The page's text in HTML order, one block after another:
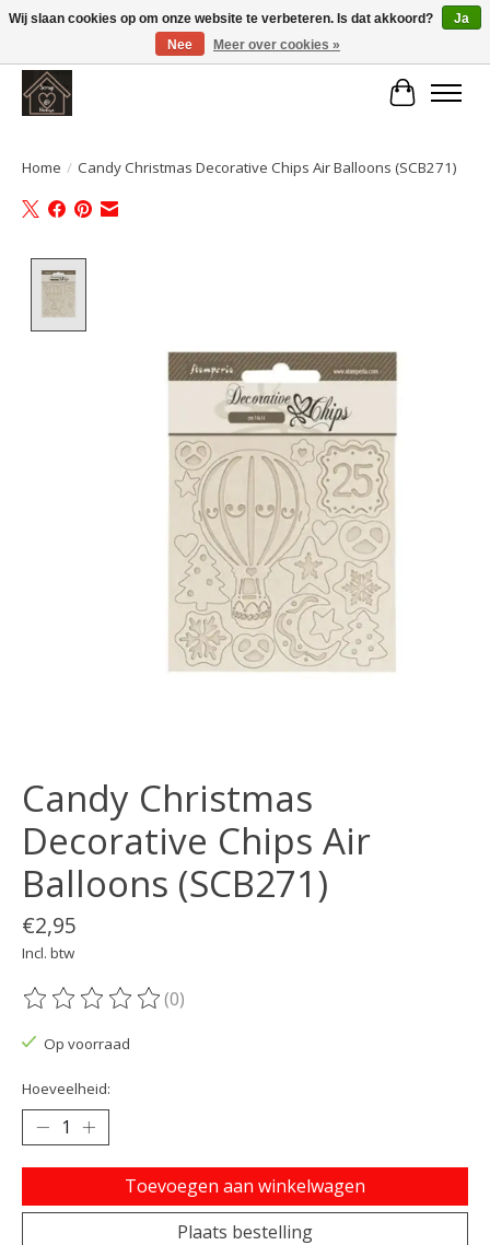
Large selection of products and fast shipping!
Home / Candy Christmas Decorative Chips Air Balloons (SCB271)
Candy Christmas
Decorative Chips Air
Balloons (SCB271)
€2,95
Incl. btw
De beoordeling van dit product is
(0)
Op voorraad
Hoeveelheid:
Toevoegen aan winkelwagen
Plaats bestelling
Wij slaan cookies op om onze website te verbeteren. Is dat akkoord?
Ja
Nee
Meer over cookies »